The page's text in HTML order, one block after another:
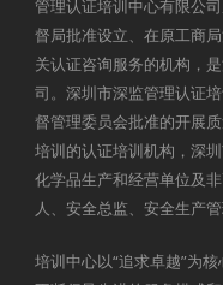
管理认证培训中心有限公
督局批准设立、在原工商
关认证咨询服务的机构，
司。深圳市深监管理认证
督管理委员会批准的开展
培训的认证培训机构，深
化学品生产和经营单位及
人、安全总监、安全生产管
培训中心以“追求卓越”为核